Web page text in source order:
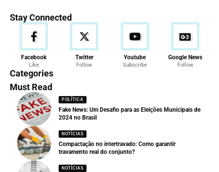
Stay Connected
Facebook
Like
Twitter
Follow
Youtube
Subscribe
Google News
Follow
Categories
Must Read
POLÍTICA
Fake News: Um Desafio para as Eleições Municipais de
2024 no Brasil
NOTÍCIAS
Compactação no intertravado: Como garantir
travamento real do conjunto?
NOTÍCIAS